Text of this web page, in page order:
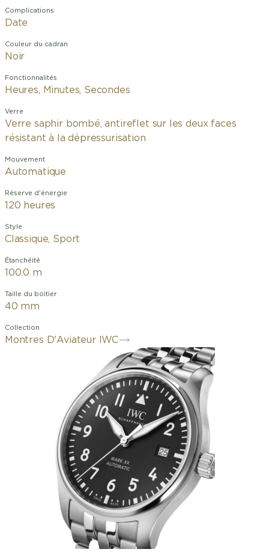
Complications
Date
Couleur du cadran
Noir
Fonctionnalités
Heures, Minutes, Secondes
Verre
Verre saphir bombé, antireflet sur les deux faces
résistant à la dépressurisation
Mouvement
Automatique
Réserve d'énergie
120 heures
Style
Classique, Sport
Étanchéité
100.0 m
Taille du boitier
40 mm
Collection
Montres D'Aviateur IWC
L’art du minimalisme: la Mark XX
retourne aux sources de design et de
fonctionnalité technique d'une montre
d’aviateur. Elle succède à la légendaire
Mark 11, une montre instrument
amagnétique précise développée par
IWC en 1948 pour les navigateurs et
aviateurs de la Royal Air Force
britannique. Ce modèle arbore un
boîtier robuste et résistant à la
corrosion en acier fin de 40 millimètres
de diamètre, un cadran noir et des
aiguilles rhodiées. Le cadran
contrastant avec les chiffres et index